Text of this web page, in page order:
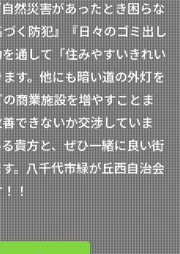
然災害があったとき困らな
く防犯』『日々のゴミ出し
通して「住みやすいきれい
す。他にも暗い道の外灯を
商業施設を増やすことま
できないか交渉していま
貴方と、ぜひ一緒に良い街
。八千代市緑が丘西自治会
！！